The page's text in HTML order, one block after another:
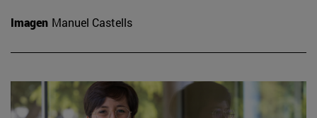
Imagen Manuel Castells